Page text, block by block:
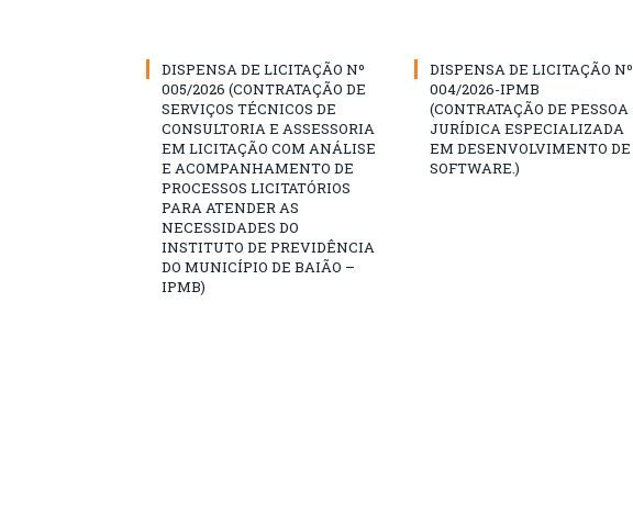
DISPENSA DE LICITAÇÃO Nº
005/2026 (CONTRATAÇÃO DE
SERVIÇOS TÉCNICOS DE
CONSULTORIA E ASSESSORIA
EM LICITAÇÃO COM ANÁLISE
E ACOMPANHAMENTO DE
PROCESSOS LICITATÓRIOS
PARA ATENDER AS
NECESSIDADES DO
INSTITUTO DE PREVIDÊNCIA
DO MUNICÍPIO DE BAIÃO –
IPMB)
DISPENSA DE LICITAÇÃO Nº
004/2026-IPMB
(CONTRATAÇÃO DE PESSOA
JURÍDICA ESPECIALIZADA
EM DESENVOLVIMENTO DE
SOFTWARE.)